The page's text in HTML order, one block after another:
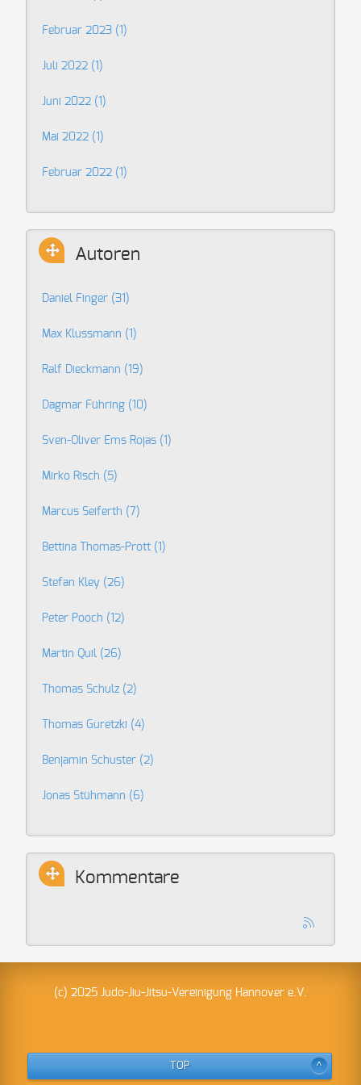
Februar 2023 (1)
Juli 2022 (1)
Juni 2022 (1)
Mai 2022 (1)
Februar 2022 (1)
Autoren
Daniel Finger (31)
Max Klussmann (1)
Ralf Dieckmann (19)
Dagmar Führing (10)
Sven-Oliver Ems Rojas (1)
Mirko Risch (5)
Marcus Seiferth (7)
Bettina Thomas-Prott (1)
Stefan Kley (26)
Peter Pooch (12)
Martin Quil (26)
Thomas Schulz (2)
Thomas Guretzki (4)
Benjamin Schuster (2)
Jonas Stühmann (6)
Kommentare
(c) 2025 Judo-Jiu-Jitsu-Vereinigung Hannover e.V.
TOP